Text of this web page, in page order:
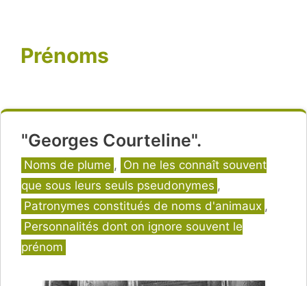
Prénoms
"Georges Courteline".
Catégories
Noms de plume , On ne les connaît souvent
que sous leurs seuls pseudonymes ,
Patronymes constitués de noms d'animaux ,
Personnalités dont on ignore souvent le
prénom